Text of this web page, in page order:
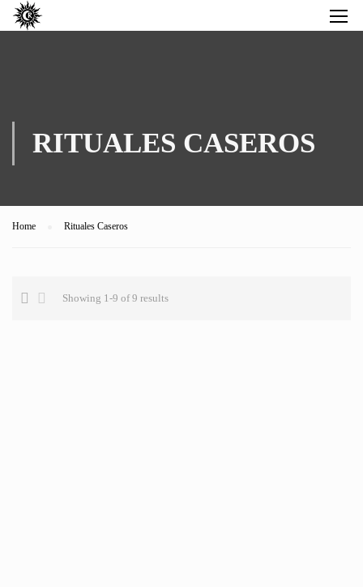
RITUALES CASEROS
Home Rituales Caseros
Showing 1-9 of 9 results